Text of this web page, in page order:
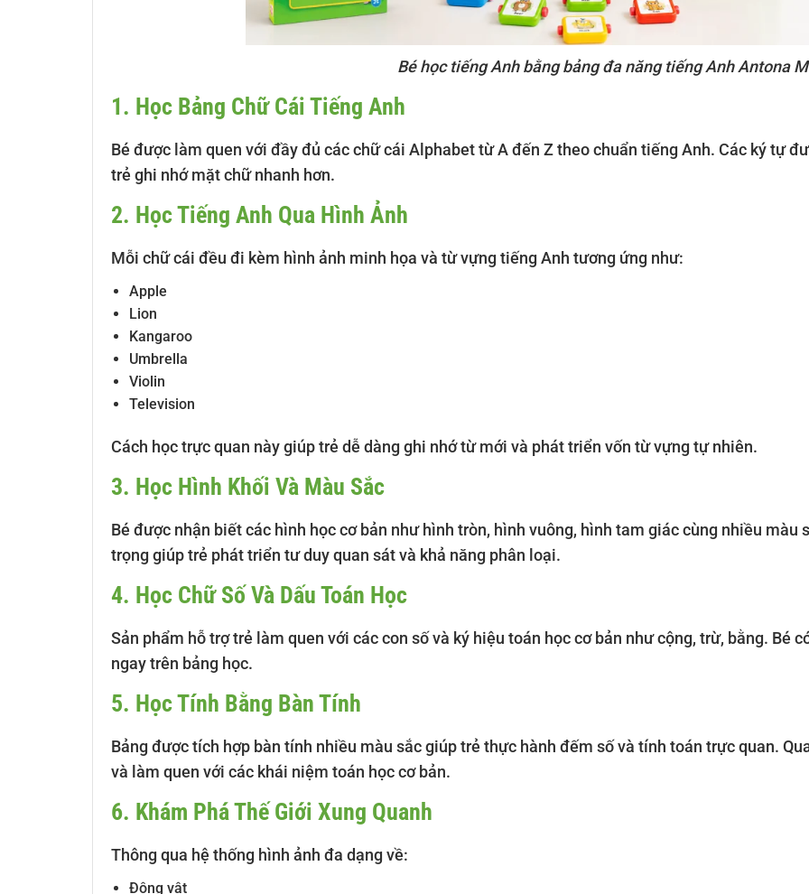
Bé học tiếng Anh bằng bảng đa năng tiếng Anh Antona
1. Học Bảng Chữ Cái Tiếng Anh
Bé được làm quen với đầy đủ các chữ cái Alphabet từ A đến Z theo chuẩn tiếng Anh. Các ký tự
trẻ ghi nhớ mặt chữ nhanh hơn.
2. Học Tiếng Anh Qua Hình Ảnh
Mỗi chữ cái đều đi kèm hình ảnh minh họa và từ vựng tiếng Anh tương ứng như:
Apple
Lion
Kangaroo
Umbrella
Violin
Television
Cách học trực quan này giúp trẻ dễ dàng ghi nhớ từ mới và phát triển vốn từ vựng tự nhiên.
3. Học Hình Khối Và Màu Sắc
Bé được nhận biết các hình học cơ bản như hình tròn, hình vuông, hình tam giác cùng nhiều màu
trọng giúp trẻ phát triển tư duy quan sát và khả năng phân loại.
4. Học Chữ Số Và Dấu Toán Học
Sản phẩm hỗ trợ trẻ làm quen với các con số và ký hiệu toán học cơ bản như cộng, trừ, bằng. Bé
ngay trên bảng học.
5. Học Tính Bằng Bàn Tính
Bảng được tích hợp bàn tính nhiều màu sắc giúp trẻ thực hành đếm số và tính toán trực quan.
và làm quen với các khái niệm toán học cơ bản.
6. Khám Phá Thế Giới Xung Quanh
Thông qua hệ thống hình ảnh đa dạng về:
Động vật